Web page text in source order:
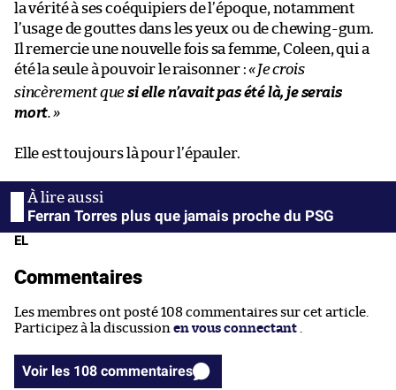
la vérité à ses coéquipiers de l’époque, notamment
l’usage de gouttes dans les yeux ou de chewing-gum.
Il remercie une nouvelle fois sa femme, Coleen, qui a
été la seule à pouvoir le raisonner :«Je crois
sincèrement quesi elle n’avait pas été là, je serais
mort.»
Elle est toujours là pour l’épauler.
Ferran Torres plus que jamais proche du PSG
EL
Commentaires
Les membres ont posté 108 commentaires sur cet article.
Participez à la discussion en vous connectant .
Voir les 108 commentaires